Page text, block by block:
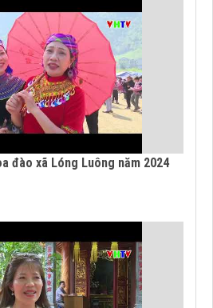
đào xã Lóng Luông năm 2024